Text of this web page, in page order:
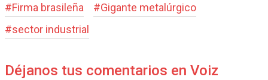
#Firma brasileña #Gigante metalúrgico
#sector industrial
Déjanos tus comentarios en Voiz